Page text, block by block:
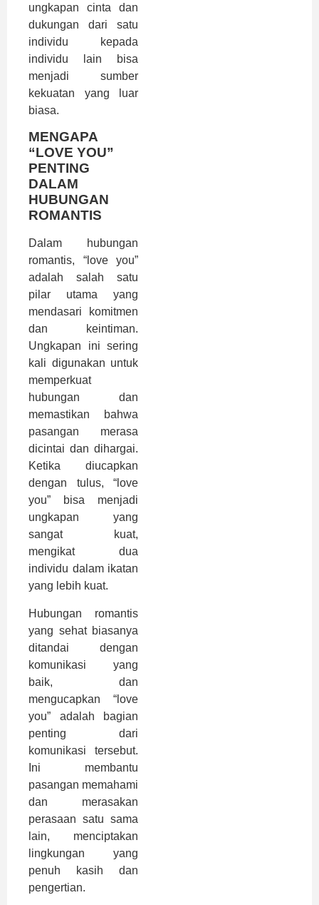
ungkapan cinta dan
dukungan dari satu
individu kepada
individu lain bisa
menjadi sumber
kekuatan yang luar
biasa.
MENGAPA
“LOVE YOU”
PENTING
DALAM
HUBUNGAN
ROMANTIS
Dalam hubungan
romantis, “love you”
adalah salah satu
pilar utama yang
mendasari komitmen
dan keintiman.
Ungkapan ini sering
kali digunakan untuk
memperkuat
hubungan dan
memastikan bahwa
pasangan merasa
dicintai dan dihargai.
Ketika diucapkan
dengan tulus, “love
you” bisa menjadi
ungkapan yang
sangat kuat,
mengikat dua
individu dalam ikatan
yang lebih kuat.
Hubungan romantis
yang sehat biasanya
ditandai dengan
komunikasi yang
baik, dan
mengucapkan “love
you” adalah bagian
penting dari
komunikasi tersebut.
Ini membantu
pasangan memahami
dan merasakan
perasaan satu sama
lain, menciptakan
lingkungan yang
penuh kasih dan
pengertian.